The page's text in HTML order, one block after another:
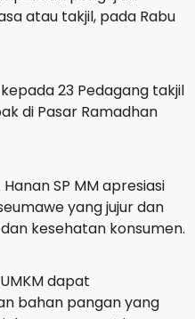
atau takjil, pada Rabu
23 Pedagang takjil
di Pasar Ramadhan
SP MM apresiasi
yang jujur dan
kesehatan konsumen.
dapat
bahan pangan yang